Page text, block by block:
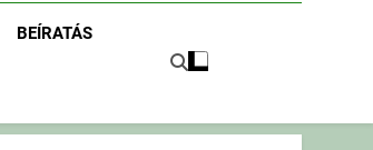
BEÍRATÁS